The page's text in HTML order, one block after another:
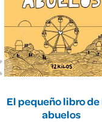
El pequeño libro de
abuelos